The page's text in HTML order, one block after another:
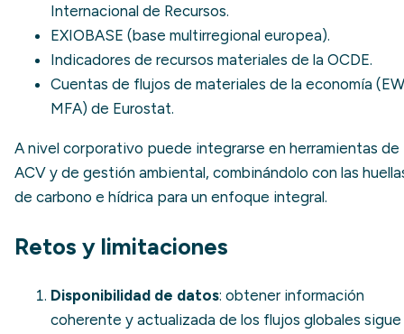
Internacional de Recursos.
EXIOBASE (base multirregional europea).
Indicadores de recursos materiales de la OCDE.
Cuentas de flujos de materiales de la economía
MFA) de Eurostat.
A nivel corporativo puede integrarse en herramientas de
ACV y de gestión ambiental, combinándolo con las
de carbono e hídrica para un enfoque integral.
Retos y limitaciones
Disponibilidad de datos: obtener información
coherente y actualizada de los flujos globales sigue